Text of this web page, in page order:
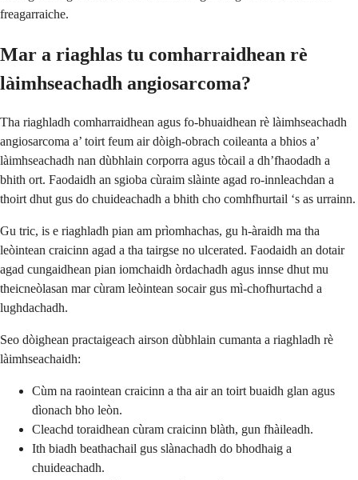
freagarraiche.
Mar a riaghlas tu comharraidhean rè
làimhseachadh angiosarcoma?
Tha riaghladh comharraidhean agus fo-bhuaidhean rè làimhseachadh
angiosarcoma a’ toirt feum air dòigh-obrach coileanta a bhios a’
làimhseachadh nan dùbhlain corporra agus tòcail a dh’fhaodadh a
bhith ort. Faodaidh an sgioba cùraim slàinte agad ro-innleachdan a
thoirt dhut gus do chuideachadh a bhith cho comhfhurtail ‘s as urrainn.
Gu tric, is e riaghladh pian am prìomhachas, gu h-àraidh ma tha
leòintean craicinn agad a tha tairgse no ulcerated. Faodaidh an dotair
agad cungaidhean pian iomchaidh òrdachadh agus innse dhut mu
theicneòlasan mar cùram leòintean socair gus mì-chofhurtachd a
lughdachadh.
Seo dòighean practaigeach airson dùbhlain cumanta a riaghladh rè
làimhseachaidh:
Cùm na raointean craicinn a tha air an toirt buaidh glan agus
dìonach bho leòn.
Cleachd toraidhean cùram craicinn blàth, gun fhàileadh.
Ith biadh beathachail gus slànachadh do bhodhaig a
chuideachadh.